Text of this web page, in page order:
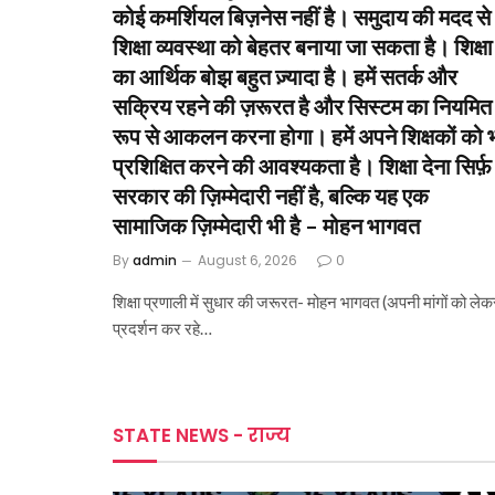
कोई कमर्शियल बिज़नेस नहीं है। समुदाय की मदद से
शिक्षा व्यवस्था को बेहतर बनाया जा सकता है। शिक्षा
का आर्थिक बोझ बहुत ज़्यादा है। हमें सतर्क और
सक्रिय रहने की ज़रूरत है और सिस्टम का नियमित
रूप से आकलन करना होगा। हमें अपने शिक्षकों को
प्रशिक्षित करने की आवश्यकता है। शिक्षा देना सिर्फ़
सरकार की ज़िम्मेदारी नहीं है, बल्कि यह एक
सामाजिक ज़िम्मेदारी भी है – मोहन भागवत
Byadmin August 6, 2026 0
शिक्षा प्रणाली में सुधार की जरूरत- मोहन भागवत (अपनी मांगों को
प्रदर्शन कर रहे…
STATE NEWS - राज्य